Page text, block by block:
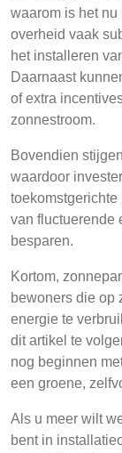
waarom is het
overheid vaak
het installeren
Daarnaast
of extra
zonnestroom.
Bovendien
waardoor
van fluctuerende
besparen.
Kortom,
bewoners die op
energie te
dit artikel te
nog beginnen
een groene,
Als u meer wilt
bent in